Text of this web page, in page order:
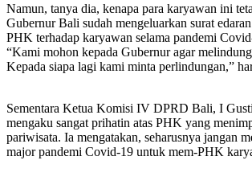
Namun, tanya dia, kenapa para karyawan ini
Gubernur Bali sudah mengeluarkan surat
PHK terhadap karyawan selama pandemi
“Kami mohon kepada Gubernur agar
Kepada siapa lagi kami minta perlindungan,”
Sementara Ketua Komisi IV DPRD Bali, I
mengaku sangat prihatin atas PHK yang
pariwisata. Ia mengatakan, seharusnya jangan
major pandemi Covid-19 untuk mem-PHK